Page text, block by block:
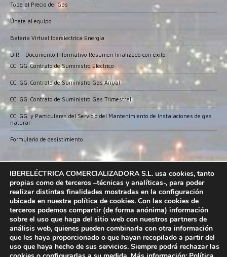
Tope al Precio del Gas
Únete al equipo
Batería Virtual Ibereléctrica Energía
DIR – Documento Informativo Resumen finalizado con éxito
CC. GG. Contrato de Suministro Eléctrico
CC. GG. Contrato de Suministro Gas Anual
CC. GG. Contrato de Suministro Gas Trimestral
CC. GG. y Particulares del Servicio del Mantenimiento de Instalaciones de gas
natural
Formulario de desistimiento
beneficiario del Fondo Europeo de Desarrollo
Regional cuyo objetivo es promover el desarrollo
tecnológico, la innovación y una investigación de
calidad; garantizar un mejor uso de las tecnologías
de la información y conseguir un tejido empresarial más competitivo y
gracias al que ha conseguido la Implantación de un CRM y dinamizar en
redes sociales. Esta acción ha tenido lugar durante el ejercicio 2019.
Para ello ha contado con el apoyo del Programa Ticcámaras 2019 de la
IBERELÉCTRICA COMERCIALIZADORA S.L. usa cookies, tanto
propias como de terceros –técnicas y analíticas-, para poder
realizar distintas finalidades mostradas en la configuración
ubicada en nuestra política de cookies. Con las cookies de
terceros podemos compartir (de forma anónima) información
sobre el uso que haga del sitio web con nuestros partners de
análisis web, quienes pueden combinarla con otra información
que les haya proporcionado o que hayan recopilado a partir del
uso que haya hecho de sus servicios. Siempre podrá rechazar las